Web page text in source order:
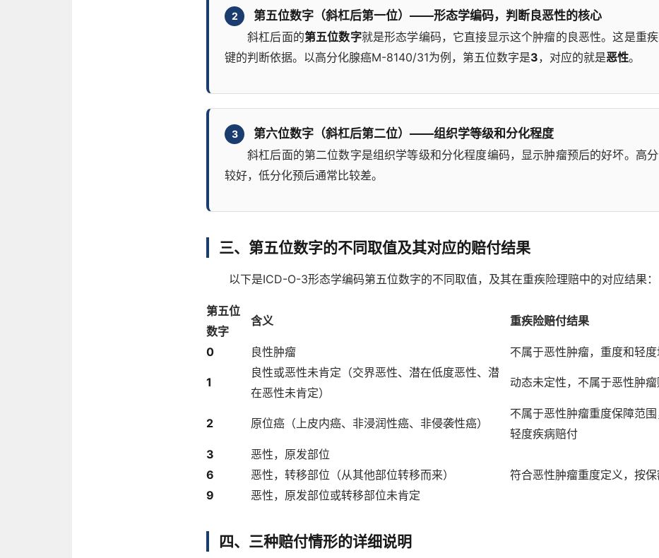
2
第五位数字（斜杠后第一位）——形态学编码，判断良恶性的核心
斜杠后面的第五位数字就是形态学编码，它直接显示这个肿瘤的良恶性。这是重
键的判断依据。以高分化腺癌M-8140/31为例，第五位数字是3，对应的就是恶性。
3
第六位数字（斜杠后第二位）——组织学等级和分化程度
斜杠后面的第二位数字是组织学等级和分化程度编码，显示肿瘤预后的好坏。高
较好，低分化预后通常比较差。
三、第五位数字的不同取值及其对应的赔付结果
以下是ICD-O-3形态学编码第五位数字的不同取值，及其在重疾险理赔中的对应结果：
第五位
数字
含义 重疾险赔付结果
0 良性肿瘤 不属于恶性肿瘤，重度和轻
1
良性或恶性未肯定（交界恶性、潜在低度恶性、潜
在恶性未肯定）
动态未定性，不属于恶性肿
2 原位癌（上皮内癌、非浸润性癌、非侵袭性癌）
不属于恶性肿瘤重度保障范
轻度疾病赔付
3
恶性，原发部位
符合恶性肿瘤重度定义，按
6
恶性，转移部位（从其他部位转移而来）
9
恶性，原发部位或转移部位未肯定
四、三种赔付情形的详细说明